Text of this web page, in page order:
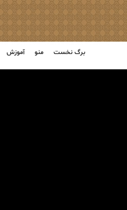
برگ نخست منو آموزش